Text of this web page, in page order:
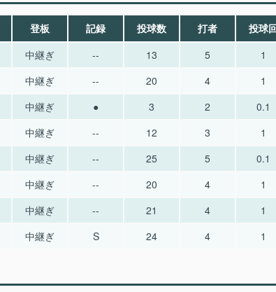
登板 記録 投球数 打者 投球
中継ぎ -- 13 5 1
中継ぎ -- 20 4 1
中継ぎ ● 3 2 0.1
中継ぎ -- 12 3 1
中継ぎ -- 25 5 0.1
中継ぎ -- 20 4 1
中継ぎ -- 21 4 1
中継ぎ S 24 4 1